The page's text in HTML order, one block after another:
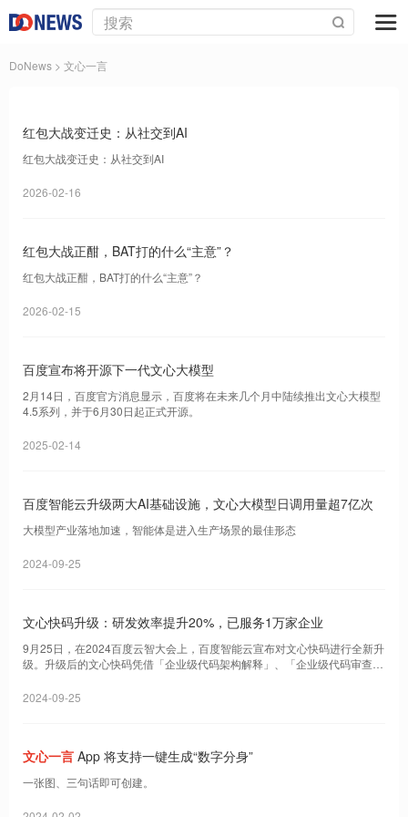
DoNews > 文心一言
红包大战变迁史：从社交到AI
红包大战变迁史：从社交到AI
2026-02-16
红包大战正酣，BAT打的什么“主意”？
红包大战正酣，BAT打的什么“主意”？
2026-02-15
百度宣布将开源下一代文心大模型
2月14日，百度官方消息显示，百度将在未来几个月中陆续推出文心大模型
4.5系列，并于6月30日起正式开源。
2025-02-14
百度智能云升级两大AI基础设施，文心大模型日调用量超7亿次
大模型产业落地加速，智能体是进入生产场景的最佳形态
2024-09-25
文心快码升级：研发效率提升20%，已服务1万家企业
9月25日，在2024百度云智大会上，百度智能云宣布对文心快码进行全新升
级。升级后的文心快码凭借「企业级代码架构解释」、「企业级代码审查」
2024-09-25
文心一言 App 将支持一键生成“数字分身”
一张图、三句话即可创建。